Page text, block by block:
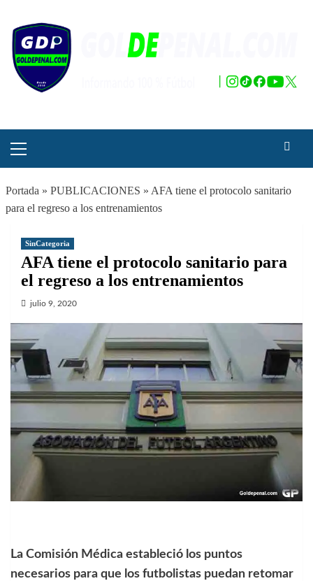
contenido
principal
Portada » PUBLICACIONES » AFA tiene el protocolo sanitario
para el regreso a los entrenamientos
SinCategoria
AFA tiene el protocolo sanitario para
el regreso a los entrenamientos
julio 9, 2020
La Comisión Médica estableció los puntos
necesarios para que los futbolistas puedan retomar